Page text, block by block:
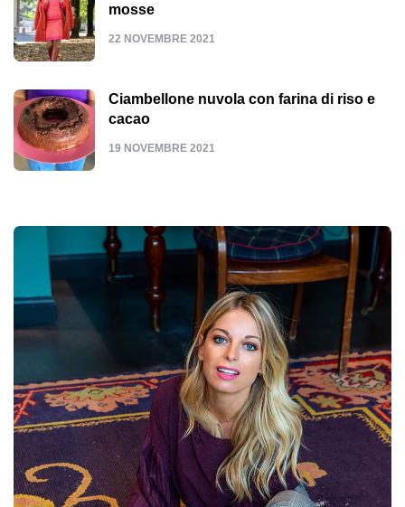
mosse
22 NOVEMBRE 2021
Ciambellone nuvola con farina di riso e
cacao
19 NOVEMBRE 2021